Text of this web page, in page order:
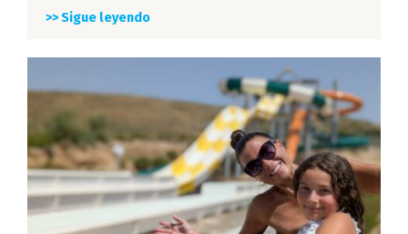
>> Sigue leyendo